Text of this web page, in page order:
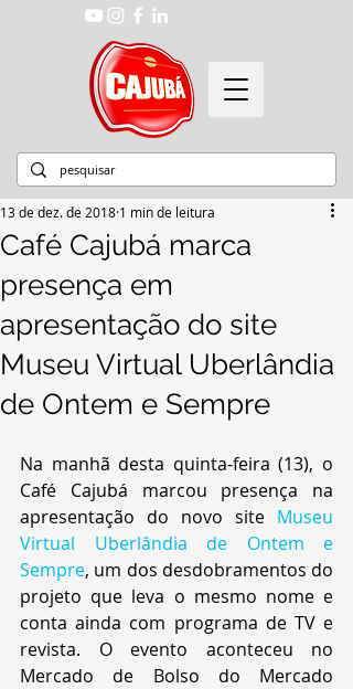
Café Cajubá marca
presença em
apresentação do site
Museu Virtual Uberlândia
de Ontem e Sempre
13 de dez. de 2018 1 min de leitura
Na manhã desta quinta-feira (13), o
Café Cajubá marcou presença na
apresentação do novo site Museu
Virtual Uberlândia de Ontem e
Sempre, um dos desdobramentos do
projeto que leva o mesmo nome e
conta ainda com programa de TV e
revista. O evento aconteceu no
Mercado de Bolso do Mercado